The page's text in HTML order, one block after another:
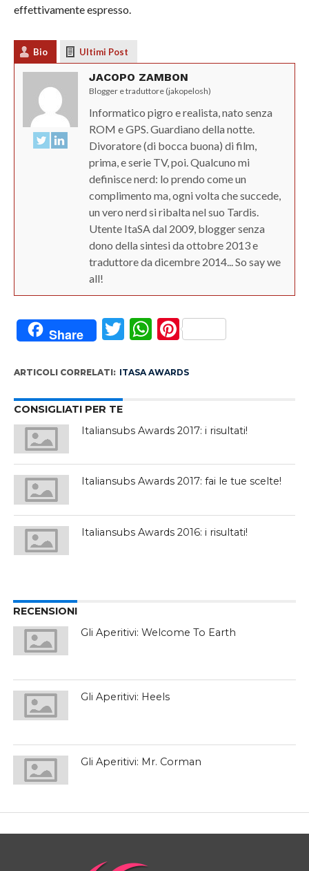
effettivamente espresso.
Bio Ultimi Post
JACOPO ZAMBON
Blogger e traduttore (jakopelosh)
Informatico pigro e realista, nato senza
ROM e GPS. Guardiano della notte.
Divoratore (di bocca buona) di film,
prima, e serie TV, poi. Qualcuno mi
definisce nerd: lo prendo come un
complimento ma, ogni volta che succede,
un vero nerd si ribalta nel suo Tardis.
Utente ItaSA dal 2009, blogger senza
dono della sintesi da ottobre 2013 e
traduttore da dicembre 2014... So say we
all!
Share Twitter
WhatsApp
Pinterest
ARTICOLI CORRELATI: ITASA AWARDS
CONSIGLIATI PER TE
Italiansubs Awards 2017: i risultati!
Italiansubs Awards 2017: fai le tue scelte!
Italiansubs Awards 2016: i risultati!
RECENSIONI
Gli Aperitivi: Welcome To Earth
Gli Aperitivi: Heels
Gli Aperitivi: Mr. Corman